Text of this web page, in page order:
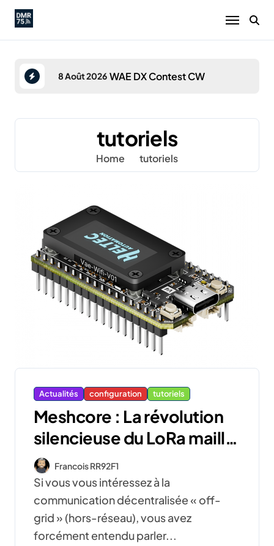
8 Août 2026 WAE DX Contest CW
tutoriels
Home tutoriels
Actualités configuration tutoriels
Meshcore : La révolution
silencieuse du LoRa maillé
hors-réseau (Et pourquoi il
bouscule Meshtastic)
Francois RR92F1
Si vous vous intéressez à la
communication décentralisée « off-
grid » (hors-réseau), vous avez
forcément entendu parler...